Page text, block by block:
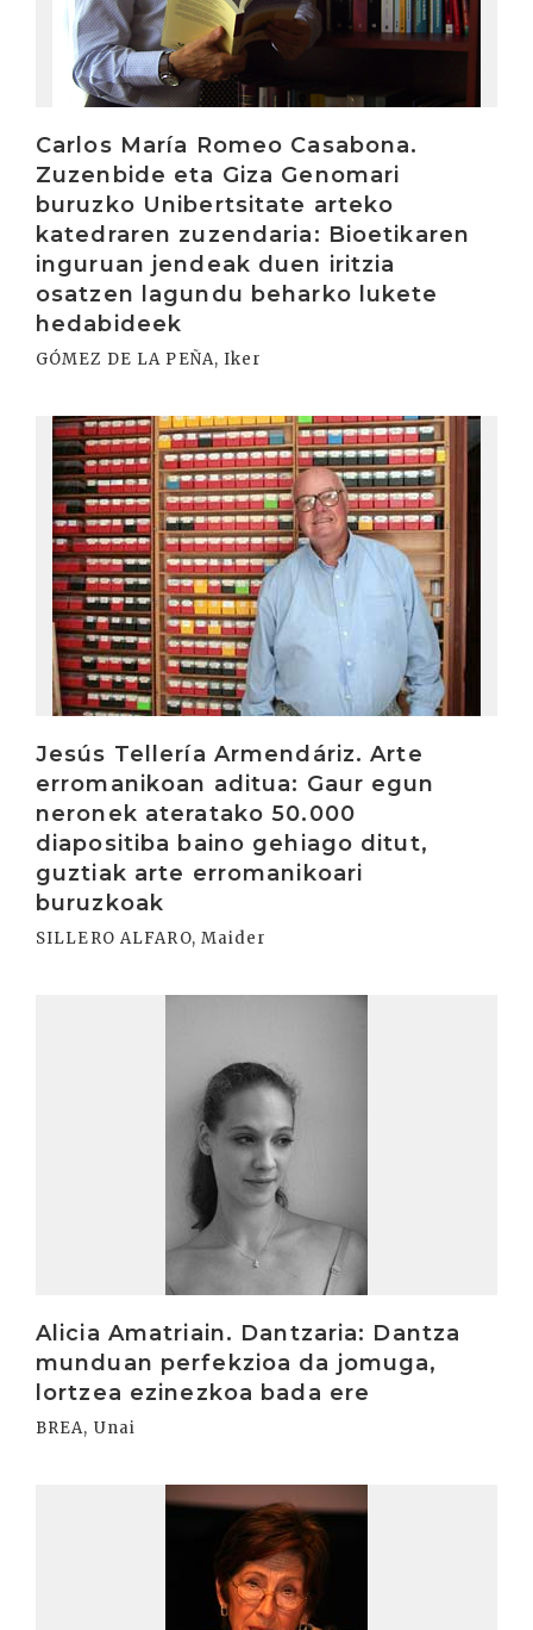
Carlos María Romeo Casabona.
Zuzenbide eta Giza Genomari
buruzko Unibertsitate arteko
katedraren zuzendaria: Bioetikaren
inguruan jendeak duen iritzia
osatzen lagundu beharko lukete
hedabideek
GÓMEZ DE LA PEÑA, Iker
Jesús Tellería Armendáriz. Arte
erromanikoan aditua: Gaur egun
neronek ateratako 50.000
diapositiba baino gehiago ditut,
guztiak arte erromanikoari
buruzkoak
SILLERO ALFARO, Maider
Irakurri
Alicia Amatriain. Dantzaria: Dantza
munduan perfekzioa da jomuga,
lortzea ezinezkoa bada ere
BREA, Unai